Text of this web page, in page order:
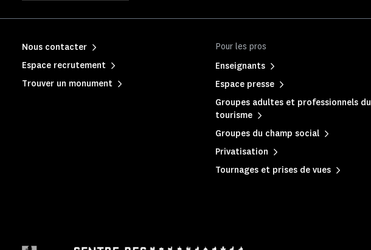
Pour les pros
Enseignants
Espace presse
Groupes adultes et professionnels du
tourisme
Groupes du champ social
Privatisation
Tournages et prises de vues
Nous contacter
Espace recrutement
Trouver un monument